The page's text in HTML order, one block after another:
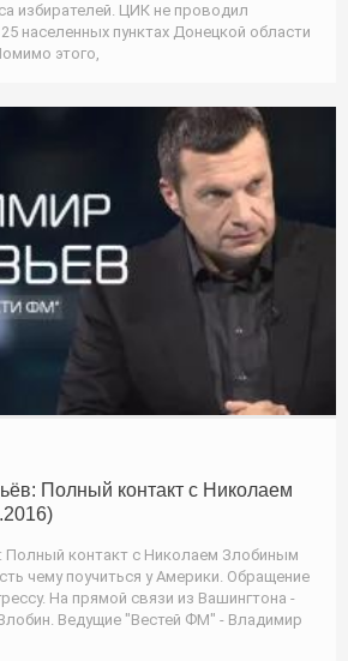
избирателей. ЦИК не проводил
населенных пунктах Донецкой области
этого,
Полный контакт с Николаем
Полный контакт с Николаем Злобиным
чему поучиться у Америки. Обращение
На прямой связи из Вашингтона -
Ведущие "Вестей ФМ" - Владимир